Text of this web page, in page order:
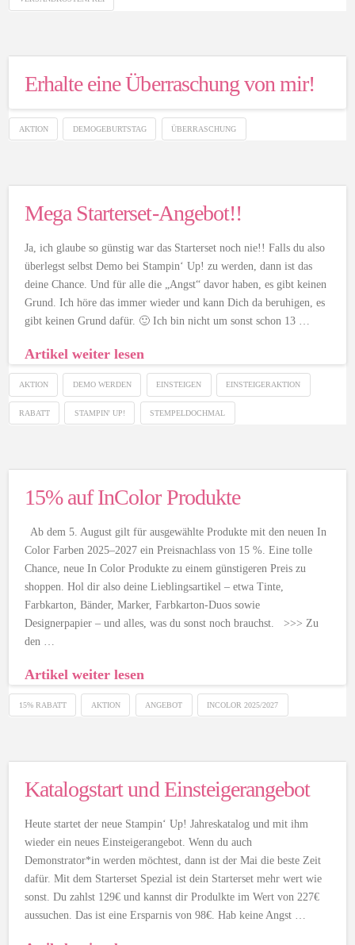
Erhalte eine Überraschung von mir!
AKTION DEMOGEBURTSTAG ÜBERRASCHUNG
Mega Starterset-Angebot!!
Ja, ich glaube so günstig war das Starterset noch nie!! Falls du also
überlegst selbst Demo bei Stampin‘ Up! zu werden, dann ist das
deine Chance. Und für alle die „Angst“ davor haben, es gibt keinen
Grund. Ich höre das immer wieder und kann Dich da beruhigen, es
gibt keinen Grund dafür. 🙂 Ich bin nicht um sonst schon 13 …
Artikel weiter lesen
AKTION DEMO WERDEN EINSTEIGEN EINSTEIGERAKTION
RABATT STAMPIN' UP! STEMPELDOCHMAL
15% auf InColor Produkte
Ab dem 5. August gilt für ausgewählte Produkte mit den neuen In
Color Farben 2025–2027 ein Preisnachlass von 15 %. Eine tolle
Chance, neue In Color Produkte zu einem günstigeren Preis zu
shoppen. Hol dir also deine Lieblingsartikel – etwa Tinte,
Farbkarton, Bänder, Marker, Farbkarton-Duos sowie
Designerpapier – und alles, was du sonst noch brauchst. >>> Zu
den …
Artikel weiter lesen
15% RABATT AKTION ANGEBOT INCOLOR 2025/2027
Katalogstart und Einsteigerangebot
Heute startet der neue Stampin‘ Up! Jahreskatalog und mit ihm
wieder ein neues Einsteigerangebot. Wenn du auch
Demonstrator*in werden möchtest, dann ist der Mai die beste Zeit
dafür. Mit dem Starterset Spezial ist dein Starterset mehr wert wie
sonst. Du zahlst 129€ und kannst dir Produlkte im Wert von 227€
aussuchen. Das ist eine Ersparnis von 98€. Hab keine Angst …